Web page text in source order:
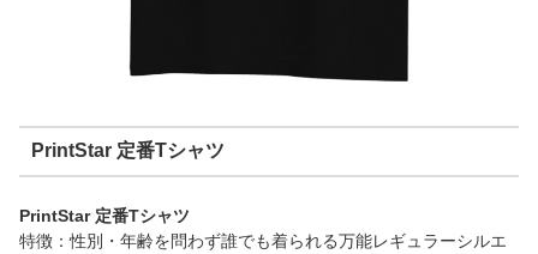
PrintStar 定番Tシャツ
PrintStar 定番Tシャツ
特徴：性別・年齢を問わず誰でも着られる万能レギュラーシルエ